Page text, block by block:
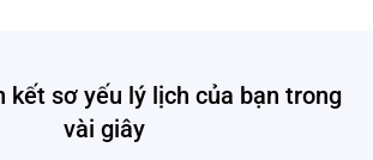
kết sơ yếu lý lịch của bạn trong
vài giây